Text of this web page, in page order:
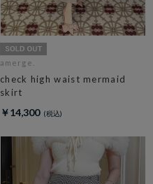
amerge.
check high waist mermaid
skirt
￥14,300